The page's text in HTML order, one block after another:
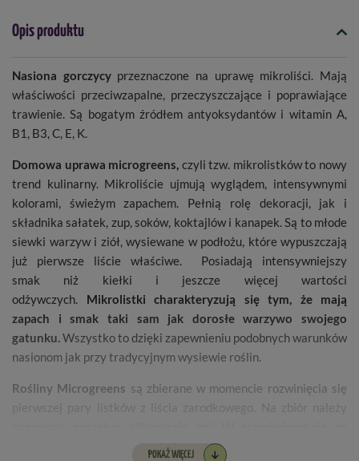
Opis produktu
Nasiona gorczycyprzeznaczone na uprawę mikroliści. Mają
właściwości przeciwzapalne, przeczyszczające i poprawiające
trawienie. Są bogatym źródłem antyoksydantów i witamin A,
B1, B3, C, E, K.
Domowa uprawa microgreens, czyli tzw. mikrolistków to nowy
trend kulinarny. Mikroliście ujmują wyglądem, intensywnymi
kolorami, świeżym zapachem. Pełnią rolę dekoracji, jak i
składnika sałatek, zup, soków, koktajlów i kanapek. Są to młode
siewki warzyw i ziół, wysiewane w podłożu, które wypuszczają
już pierwsze liście właściwe. Posiadają intensywniejszy
smak niż kiełki i jeszcze więcej wartości
odżywczych. Mikrolistki charakteryzują się tym, że mają
zapach i smak taki sam jak dorosłe warzywo swojego
gatunku.Wszystko to dzięki zapewnieniu podobnych warunków
nasionom jak przy tradycyjnym wysiewie roślin.
Rośliny Microgreens są zbierane w momencie rozwinięcia się
pierwszej pary listków z liścia zarodkowego. Na zbiór należy
kiełków spożywane są wyłącznie pędy bez korzeni.
POKAŻ WIĘCEJ